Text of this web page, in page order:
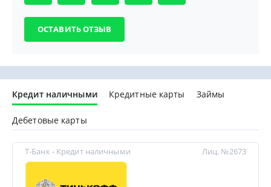
Кредит наличными Кредитные карты Займы
Дебетовые карты
Т-Банк - Кредит наличными Лиц. №2673